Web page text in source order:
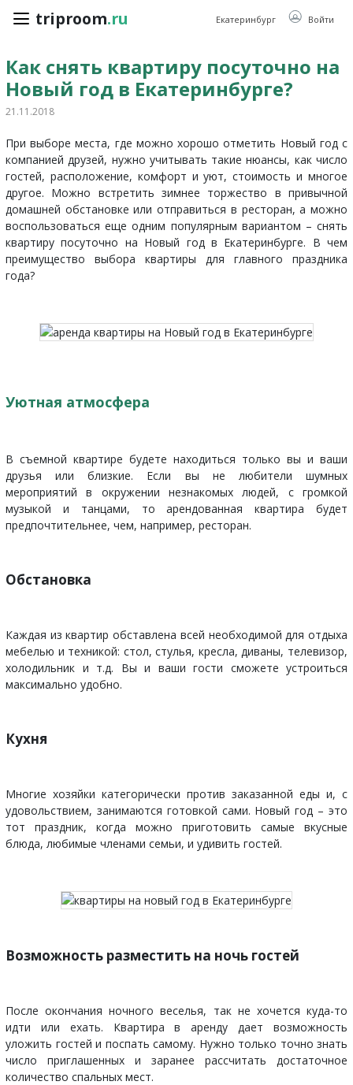
triproom.ru Екатеринбург Войти
triproom .ru
Российский
Войти / Зарегистрироваться
Добавить
объявление
Избранное
Сравнение
Как снять квартиру посуточно на
Новый год в Екатеринбурге?
21.11.2018
При выборе места, где можно хорошо отметить Новый год с
компанией друзей, нужно учитывать такие нюансы, как число
гостей, расположение, комфорт и уют, стоимость и многое
другое. Можно встретить зимнее торжество в привычной
домашней обстановке или отправиться в ресторан, а можно
воспользоваться еще одним популярным вариантом – снять
квартиру посуточно на Новый год в Екатеринбурге. В чем
преимущество выбора квартиры для главного праздника
года?
Уютная атмосфера
В съемной квартире будете находиться только вы и ваши
друзья или близкие. Если вы не любители шумных
мероприятий в окружении незнакомых людей, с громкой
музыкой и танцами, то арендованная квартира будет
предпочтительнее, чем, например, ресторан.
Обстановка
Каждая из квартир обставлена всей необходимой для отдыха
мебелью и техникой: стол, стулья, кресла, диваны, телевизор,
холодильник и т.д. Вы и ваши гости сможете устроиться
максимально удобно.
Кухня
Многие хозяйки категорически против заказанной еды и, с
удовольствием, занимаются готовкой сами. Новый год – это
тот праздник, когда можно приготовить самые вкусные
блюда, любимые членами семьи, и удивить гостей.
Возможность разместить на ночь гостей
После окончания ночного веселья, так не хочется куда-то
идти или ехать. Квартира в аренду дает возможность
уложить гостей и поспать самому. Нужно только точно знать
число приглашенных и заранее рассчитать достаточное
количество спальных мест.